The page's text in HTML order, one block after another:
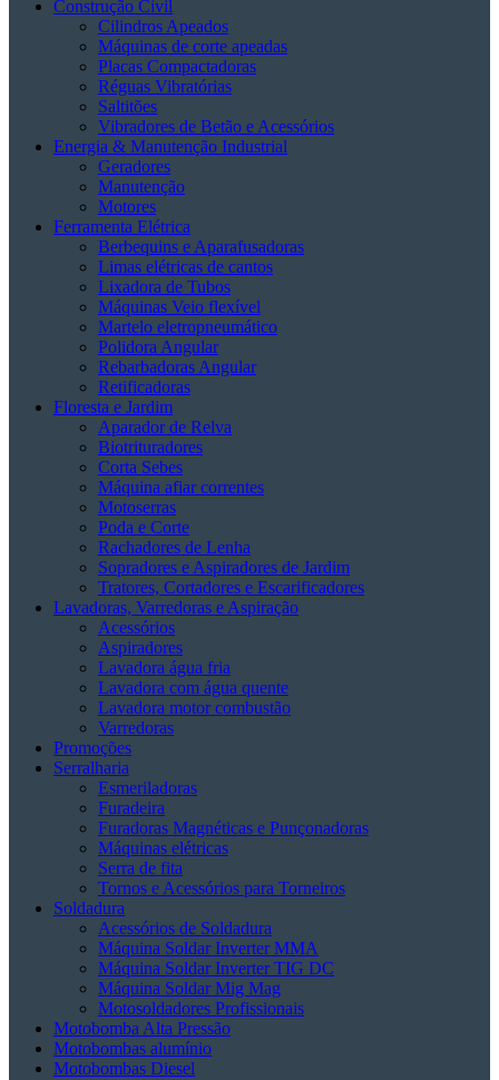
Construção Civil
Cilindros Apeados
Máquinas de corte apeadas
Placas Compactadoras
Réguas Vibratórias
Saltitões
Vibradores de Betão e Acessórios
Energia & Manutenção Industrial
Geradores
Manutenção
Motores
Ferramenta Elétrica
Berbequins e Aparafusadoras
Limas elétricas de cantos
Lixadora de Tubos
Máquinas Veio flexível
Martelo eletropneumático
Polidora Angular
Rebarbadoras Angular
Retificadoras
Floresta e Jardim
Aparador de Relva
Biotrituradores
Corta Sebes
Máquina afiar correntes
Motoserras
Poda e Corte
Rachadores de Lenha
Sopradores e Aspiradores de Jardim
Tratores, Cortadores e Escarificadores
Lavadoras, Varredoras e Aspiração
Acessórios
Aspiradores
Lavadora água fria
Lavadora com água quente
Lavadora motor combustão
Varredoras
Promoções
Serralharia
Esmeriladoras
Furadeira
Furadoras Magnéticas e Punçonadoras
Máquinas elétricas
Serra de fita
Tornos e Acessórios para Torneiros
Soldadura
Acessórios de Soldadura
Máquina Soldar Inverter MMA
Máquina Soldar Inverter TIG DC
Máquina Soldar Mig Mag
Motosoldadores Profissionais
Motobomba Alta Pressão
Motobombas alumínio
Motobombas Diesel